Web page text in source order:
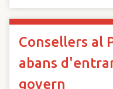
Consellers al
abans
govern